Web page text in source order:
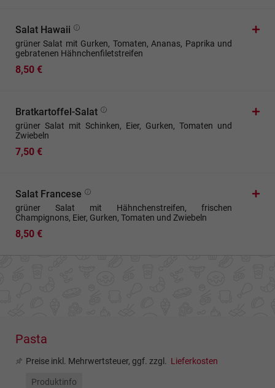
Salat Hawaii
grüner Salat mit Gurken, Tomaten, Ananas, Paprika und
gebratenen Hähnchenfiletstreifen
8,50 €
Bratkartoffel-Salat
grüner Salat mit Schinken, Eier, Gurken, Tomaten und
Zwiebeln
7,50 €
Salat Francese
grüner Salat mit Hähnchenstreifen, frischen
Champignons, Eier, Gurken, Tomaten und Zwiebeln
8,50 €
Pasta
Preise inkl. Mehrwertsteuer, ggf. zzgl. Lieferkosten
Produktinfo